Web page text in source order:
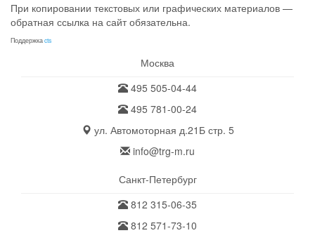
При копировании текстовых или графических материалов —
обратная ссылка на сайт обязательна.
Поддержкаcts
Москва
495 505-04-44
495 781-00-24
ул. Автомоторная д.21Б стр. 5
info@trg-m.ru
Санкт-Петербург
812 315-06-35
812 571-73-10